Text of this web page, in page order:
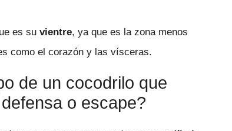
es suvientre, ya que es la zona menos
como el corazón y las vísceras.
de un cocodrilo que
o escape?